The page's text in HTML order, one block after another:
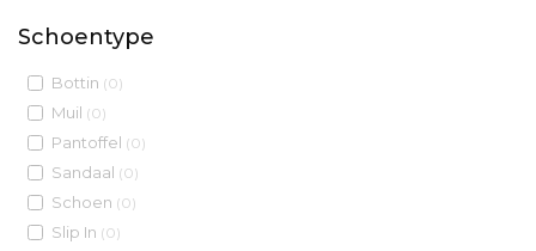
Schoentype
Bottin (0)
Muil (0)
Pantoffel (0)
Sandaal (0)
Schoen (0)
Slip In (0)